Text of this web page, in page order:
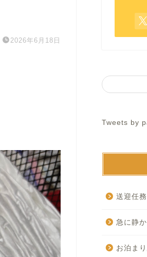
2026年6月18日
Tweets by
送迎任務
急に静か
お泊ま